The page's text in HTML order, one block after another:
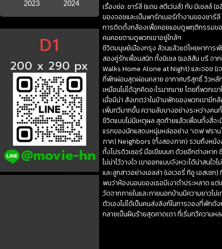
2023
2024
เรื่องย่อ: ชาร์ลี (แดน สตีเว่นส์) กับ มิเชลล์ (
ของจอชและเป็นพาร์ทเนอร์ทำงานของชาร์
การติดตั้งกล้องเพื่อคอยแอบดูพฤติกรรมขอ
คนคอยตามดูพวกเขาอยู่ใกล้ๆ
ชีวิตมนุษย์เมืองกรุง ล้วนแล้วแต่โหยหาการ
สองคู่รักเพื่อนสนิท ทั้งมิเชล (แอลิสัน บรี จา
Walks Home Alone at Night) และจอช (เ
ที่พักผ่อนสุดผ่อนคลาย อากาศบริสุทธิ์ วิวหลั
เหมือนไม่ได้ฉุกคิดอะไรมากมาย โดยที่พวกเ
เมื่อมีน่า สังเกตว่าในบ้านพักของพวกเขามี
เพิ่มทวีมากขึ้น ความลับบางอย่างระหว่างคน
ชีวิตแบบไม่มีเหตุผล สุดท้ายแล้วเพื่อนทั้งสี่จ
แรกของนักแสดงหนุ่มหล่ออย่าง “เดฟ ฟรา
ภาค) Neighbors (ทั้งสองภาค) รวมถึงหนั
ทั้งโปรดิวเซอร์ มือเขียนบท ด้วยอีกต่างหาก
ไม่น่าไว้วางใจ เขาออกแบบจังหวะได้น่าสน
และลูกสาวอย่างเอลล่า (เอเวอรี่ ทิอู เอสเ
พบว่าห้องนอนของเธอมีเงาดำประหลาด แต่
วัดจากภายในและภายนอกบ้านมีความยาวไ
ตัวเองไม่ได้เป็นคนส่งลิงก์ในการจองที่พักดั
กลายเป็นฝันร้ายสุดคาดเดา ที่เริ่มทวีความ